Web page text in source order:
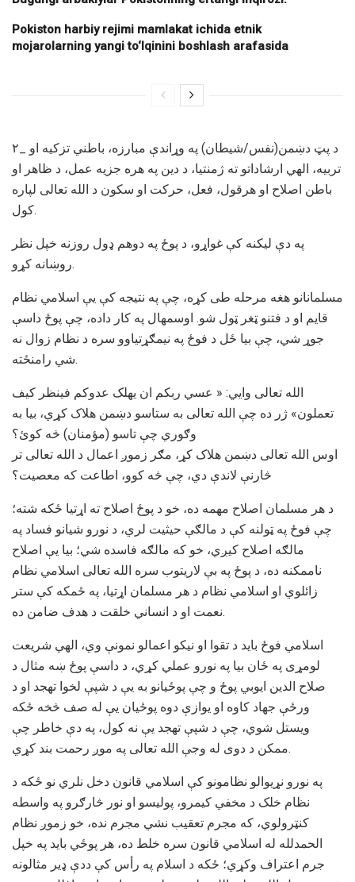
Pokiston harbiy rejimi mamlakat ichida etnik
mojarolarning yangi to‘lqinini boshlash arafasida
۲_ د پټ دښمن(نفس/شيطان) په وړاندې مبارزه، باطني تزکيه او
تربيه، الهي ارشاداتو ته ژمنتيا، د دين په هره جزيه عمل، د ظاهر او
باطن اصلاح او هرقول، فعل، حرکت او سکون د الله تعالی لپاره
کول.
په دې ليکنه کې غواړو، د پوځ په دوهم ډول روزنه خپل نظر
روښانه کړو.
مسلمانانو هغه مرحله طی کړه، چې په نتيجه کې يې اسلامي نظام
قایم او د فتنو ټغر ټول شو. اوسمهال په کار داده، چې پوځ داسې
جوړ شي، چې بيا ځل د فوځ په نيمګړتياوو سره د نظام زوال نه
شي رامنځته.
الله تعالی وايي: « عسي ربکم ان يهلک عدوکم فينظر کيف
تعملون» ژر ده چې الله تعالی به ستاسو دښمن هلاک کړي، بیا به
وګوري چې تاسو (مؤمنان) څه کوئ؟
اوس الله تعالی دښمن هلاک کړ، مګر زموږ اعمال د الله تعالی تر
څارنې لاندې دي، چې څه کوو، اطاعت که معصيت؟
د هر مسلمان اصلاح مهمه ده، خو د پوځ اصلاح ته اړتيا ځکه شته؛
چې فوځ په ټولنه کې د مالګې حيثيت لري، د نورو شیانو فساد په
مالګه اصلاح کيږي، خو که مالګه فاسده شي؛ بيا يې اصلاح
ناممکنه ده، د پوځ په بې لاريتوب سره الله تعالی اسلامي نظام
زائلوي او اسلامي نظام د هر مسلمان اړتيا، په ځمکه کې ستر
نعمت او د انساني خلقت د هدف ضامن ده.
اسلامي فوځ بايد د تقوا او نيکو اعمالو نمونې وي، الهي شريعت
لومړی په ځان بيا په نورو عملي کړي، د داسې پوځ ښه مثال د
صلاح الدين ايوبي پوځ و چې پوځيانو به يې د شپې لخوا تهجد او د
ورځې جهاد کاوه او يوازې دوه پوځیان يې له صف څخه ځکه
ويستل شوي، چې د شپې تهجد يې نه کول، په دې خاطر چې
ممکن د دوی له وجې الله تعالی په موږ رحمت بند کړي.
په نورو نړیوالو نظامونو کې اسلامي قانون دخل نلري نو ځکه د
نظام خلک د مخفي کيمرو، پوليسو او نور څارګرو په واسطه
کنټرولوي، که مجرم تعقيب نشي مجرم نده، خو زموږ نظام
الحمدلله له اسلامي قانون سره خلط ده، هر پوځي بايد په خپل
جرم اعتراف وکړي؛ ځکه د اسلام په رأس کې ددې ډير مثالونه